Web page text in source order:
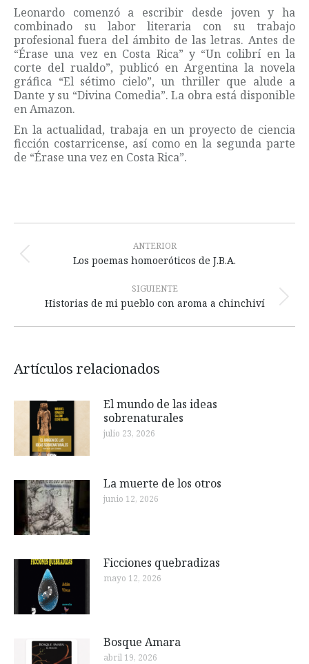
Leonardo comenzó a escribir desde joven y ha
combinado su labor literaria con su trabajo
profesional fuera del ámbito de las letras. Antes de
“Érase una vez en Costa Rica” y “Un colibrí en la
corte del rualdo”, publicó en Argentina la novela
gráfica “El sétimo cielo”, un thriller que alude a
Dante y su “Divina Comedia”. La obra está disponible
en Amazon.
En la actualidad, trabaja en un proyecto de ciencia
ficción costarricense, así como en la segunda parte
de “Érase una vez en Costa Rica”.
entre
publicaciones
ANTERIOR
Publicación
Los poemas homoeróticos de J.B.A.
SIGUIENTE
Publicación
Historias de mi pueblo con aroma a chinchiví
Artículos relacionados
El mundo de las ideas
sobrenaturales
julio 23, 2026
La muerte de los otros
junio 12, 2026
Ficciones quebradizas
mayo 12, 2026
Bosque Amara
abril 19, 2026